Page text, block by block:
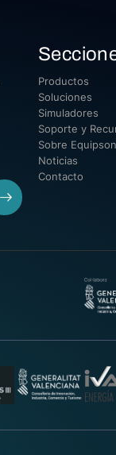
Productos
Soluciones
Simuladores
Soporte y
Sobre Equipson
Noticias
Contacto